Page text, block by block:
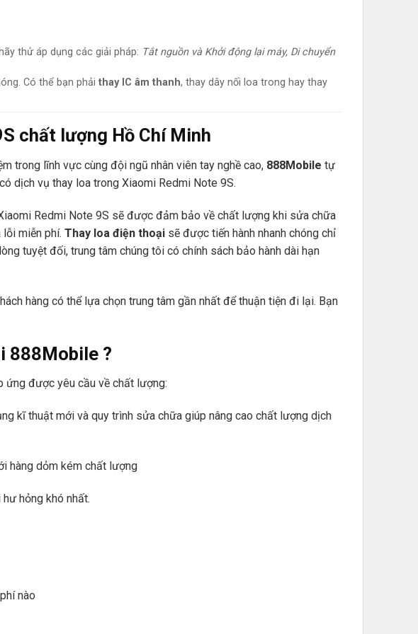
thử áp dụng các giải pháp: Tắt nguồn và Khởi động lại máy, Di chuyển
Có thể bạn phải thay IC âm thanh, thay dây nối loa trong hay thay
chất lượng Hồ Chí Minh
trong lĩnh vực cùng đội ngũ nhân viên tay nghề cao, 888Mobile tự
dịch vụ thay loa trong Xiaomi Redmi Note 9S.
Redmi Note 9S sẽ được đảm bảo về chất lượng khi sửa chữa
miễn phí. Thay loa điện thoại sẽ được tiến hành nhanh chóng chỉ
tuyệt đối, trung tâm chúng tôi có chính sách bảo hành dài hạn
hàng có thể lựa chọn trung tâm gần nhất để thuận tiện đi lại. Bạn
888Mobile ?
ứng được yêu cầu về chất lượng:
kĩ thuật mới và quy trình sửa chữa giúp nâng cao chất lượng dịch
hàng dỏm kém chất lượng
hỏng khó nhất.
nào